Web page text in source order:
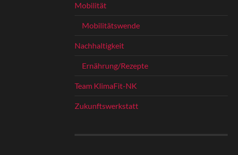
Mobilität
Mobilitätswende
Nachhaltigkeit
Ernährung/Rezepte
Team KlimaFit-NK
Zukunftswerkstatt